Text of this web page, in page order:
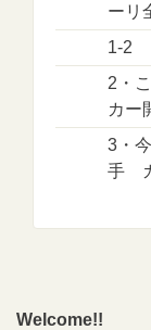
ーリ
1-2
2・
カー
3・
手
Welcome!!